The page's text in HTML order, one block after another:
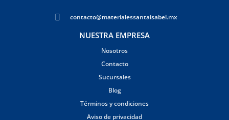
contacto@materialessantaisabel.mx
NUESTRA EMPRESA
Nosotros
Contacto
Sucursales
Blog
Términos y condiciones
Aviso de privacidad